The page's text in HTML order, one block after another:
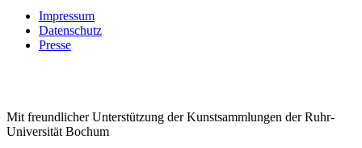
Impressum
Datenschutz
Presse
Mit freundlicher Unterstützung der Kunstsammlungen der Ruhr-
Universität Bochum